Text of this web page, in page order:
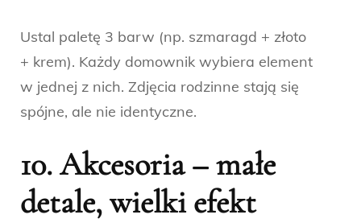
Ustal paletę 3 barw (np. szmaragd + złoto
+ krem). Każdy domownik wybiera element
w jednej z nich. Zdjęcia rodzinne stają się
spójne, ale nie identyczne.
10. Akcesoria – małe
detale, wielki efekt